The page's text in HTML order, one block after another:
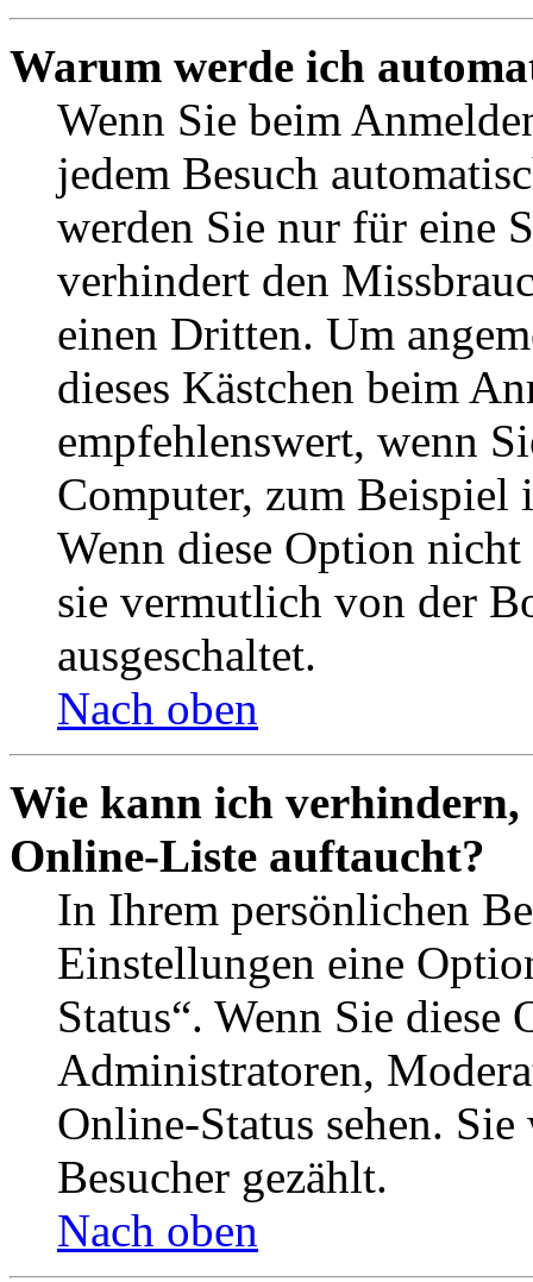
Warum werde ich
Wenn Sie beim
jedem Besuch
werden Sie nur für eine
verhindert den
einen Dritten. Um
dieses Kästchen beim
empfehlenswert, wenn
Computer, zum Beispiel
Wenn diese Option
sie vermutlich von der
ausgeschaltet.
Nach oben
Wie kann ich verhindern,
Online-Liste auftaucht?
In Ihrem persönlichen
Einstellungen eine
Status“. Wenn Sie
Administratoren,
Online-Status sehen.
Besucher gezählt.
Nach oben